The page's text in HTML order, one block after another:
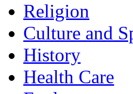
Religion
Culture and
History
Health Care